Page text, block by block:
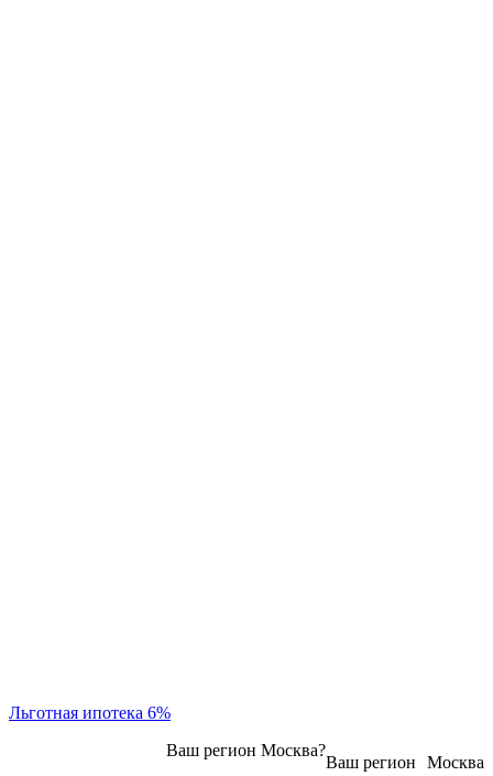
Льготная ипотека 6%
Москва
Ваш регион
Ваш регион Москва?